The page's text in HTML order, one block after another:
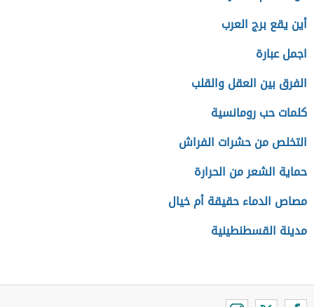
أين يقع برج العرب
اجمل عبارة
الفرق بين العقل والقلب
كلمات حب رومانسية
التخلص من حشرات الفراش
حماية الشعر من الحرارة
مصاص الدماء حقيقة أم خيال
مدينة القسطنطينية